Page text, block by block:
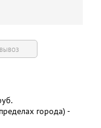
8,08
10
города) -